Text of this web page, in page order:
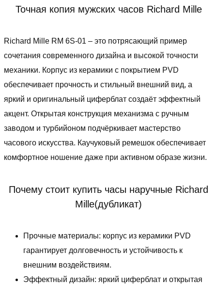
Точная копия мужских часов Richard Mille
Richard Mille RM 6S-01 – это потрясающий пример
сочетания современного дизайна и высокой точности
механики. Корпус из керамики с покрытием PVD
обеспечивает прочность и стильный внешний вид, а
яркий и оригинальный циферблат создаёт эффектный
акцент. Открытая конструкция механизма с ручным
заводом и турбийоном подчёркивает мастерство
часового искусства. Каучуковый ремешок обеспечивает
комфортное ношение даже при активном образе жизни.
Почему стоит купить часы наручные Richard
Mille(дубликат)
Прочные материалы: корпус из керамики PVD
гарантирует долговечность и устойчивость к
внешним воздействиям.
Эффектный дизайн: яркий циферблат и открытая